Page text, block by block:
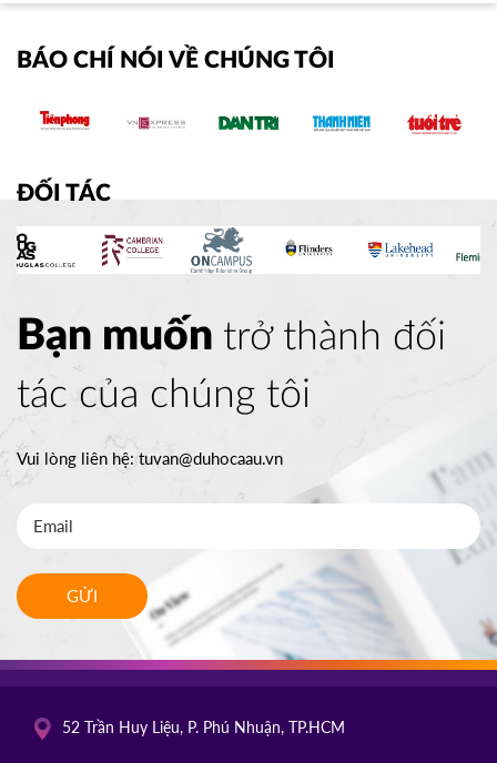
BÁO CHÍ NÓI VỀ CHÚNG TÔI
ĐỐI TÁC
Bạn muốn trở thành đối
tác của chúng tôi
Vui lòng liên hệ:tuvan@duhocaau.vn
GỬI
52 Trần Huy Liệu, P. Phú Nhuận, TP.HCM